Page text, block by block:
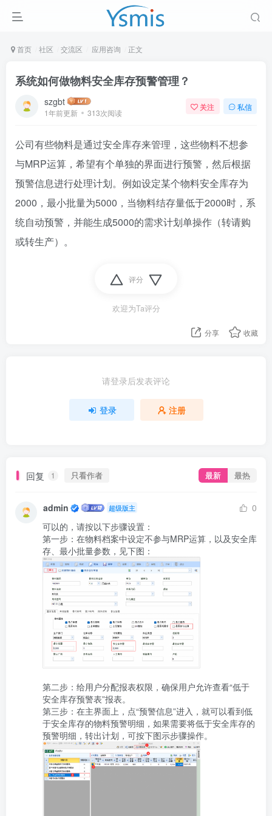
首页 社区 交流区 应用咨询 正文
系统如何做物料安全库存预警管理？
szgbt
1年前更新 313次阅读
关注 私信
公司有些物料是通过安全库存来管理，这些物料不想参
与MRP运算，希望有个单独的界面进行预警，然后根据
预警信息进行处理计划。例如设定某个物料安全库存为
2000，最小批量为5000，当物料结存量低于2000时，系
统自动预警，并能生成5000的需求计划单操作（转请购
或转生产）。
评分
欢迎为Ta评分
分享 收藏
请登录后发表评论
登录 注册
回复 1 只看作者 最新 最热
admin 超级版主
0
可以的，请按以下步骤设置：
第一步：在物料档案中设定不参与MRP运算，以及安全库
第二步：给用户分配报表权限，确保用户允许查看“低于
安全库存预警表”报表。
第三步：在主界面上，点“预警信息”进入，就可以看到低
于安全库存的物料预警明细，如果需要将低于安全库存的